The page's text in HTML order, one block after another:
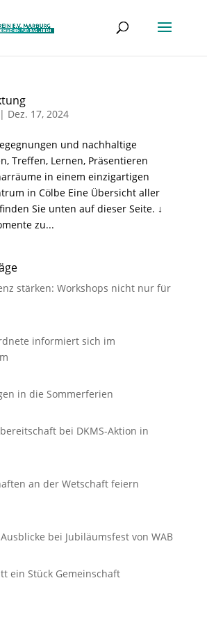
| Dez. 17, 2024
und nachhaltige
Treffen, Lernen, Präsentieren
in einem einzigartigen
in Cölbe Eine Übersicht aller
Sie unten auf dieser Seite. ↓
zu...
stärken: Workshops nicht nur für
informiert sich im
in die Sommerferien
bei DKMS-Aktion in
an der Wetschaft feiern
bei Jubiläumsfest von WAB
ein Stück Gemeinschaft